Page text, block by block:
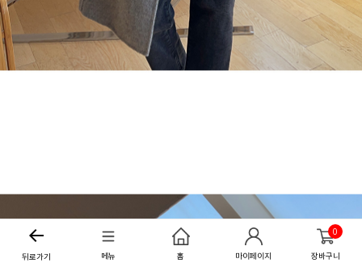
뒤로가기 메뉴 홈 마이페이지
0
장바구니